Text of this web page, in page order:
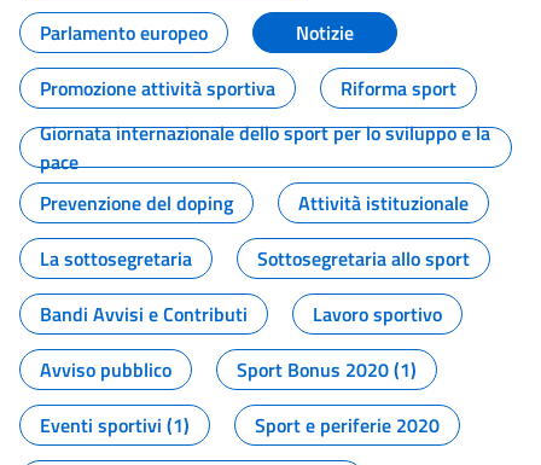
Parlamento europeo
Notizie
Promozione attività sportiva
Riforma sport
Giornata internazionale dello sport per lo sviluppo e la
pace
Prevenzione del doping
Attività istituzionale
La sottosegretaria
Sottosegretaria allo sport
Bandi Avvisi e Contributi
Lavoro sportivo
Avviso pubblico
Sport Bonus 2020 (1)
Eventi sportivi (1)
Sport e periferie 2020